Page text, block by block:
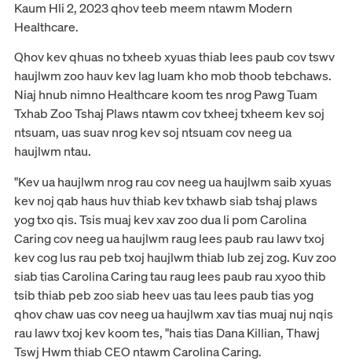
Kaum Hli 2, 2023 qhov teeb meem ntawm Modern
Healthcare.
Qhov kev qhuas no txheeb xyuas thiab lees paub cov tswv
haujlwm zoo hauv kev lag luam kho mob thoob tebchaws.
Niaj hnub nimno Healthcare koom tes nrog Pawg Tuam
Txhab Zoo Tshaj Plaws ntawm cov txheej txheem kev soj
ntsuam, uas suav nrog kev soj ntsuam cov neeg ua
haujlwm ntau.
"Kev ua haujlwm nrog rau cov neeg ua haujlwm saib xyuas
kev noj qab haus huv thiab kev txhawb siab tshaj plaws
yog txo qis. Tsis muaj kev xav zoo dua li pom Carolina
Caring cov neeg ua haujlwm raug lees paub rau lawv txoj
kev cog lus rau peb txoj haujlwm thiab lub zej zog. Kuv zoo
siab tias Carolina Caring tau raug lees paub rau xyoo thib
tsib thiab peb zoo siab heev uas tau lees paub tias yog
qhov chaw uas cov neeg ua haujlwm xav tias muaj nuj nqis
rau lawv txoj kev koom tes, "hais tias Dana Killian, Thawj
Tswj Hwm thiab CEO ntawm Carolina Caring.